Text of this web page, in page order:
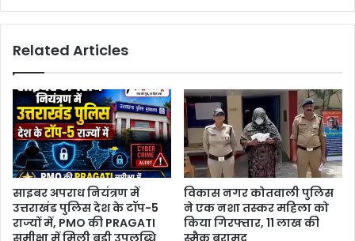
Related Articles
साइबर अपराध नियंत्रण में
उत्तराखंड पुलिस देश के टॉप-5
राज्यों में, PMO की PRAGATI
विकास नगर कोतवाली पुलिस
ने एक नशा तस्कर महिला को
किया गिरफ्तार, 11 लाख की